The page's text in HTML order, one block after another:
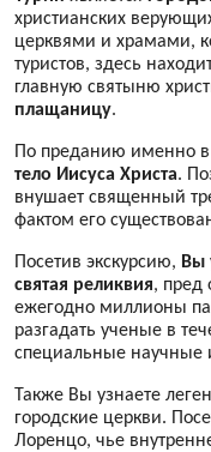
христианских
церквями и храмами,
туристов, здесь
главную святыню
плащаницу.
По преданию именно
тело Иисуса Христа.
внушает священный
фактом его
Посетив экскурсию, Вы
святая реликвия, пред
ежегодно миллионы
разгадать ученые в
специальные научные
Также Вы узнаете
городские церкви.
Лоренцо, чье